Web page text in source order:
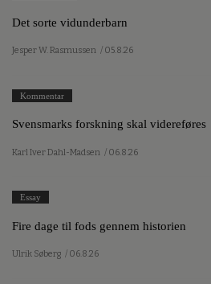
Det sorte vidunderbarn
Jesper W. Rasmussen / 05.8.26
Kommentar
Svensmarks forskning skal videreføres
Karl Iver Dahl-Madsen / 06.8.26
Essay
Fire dage til fods gennem historien
Ulrik Søberg / 06.8.26